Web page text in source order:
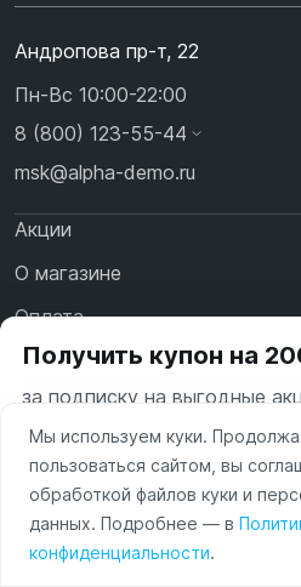
Наушники
Умные
Андропова пр-т, 22
Пн-Вс 10:00-22:00
8 (800) 123-55-44
msk@alpha-demo.ru
Акции
О магазине
Оплата
Доставка
Контакты
Политика обработки
Получить купон на
за подписку на выгодные
Нажимая на кнопку
условиями пользования и
сайта
Ваш город —
Московская
Изменить
Мы используем куки.
пользоваться сайтом, вы
обработкой файлов куки и
данных. Подробнее — в
конфиденциальности.